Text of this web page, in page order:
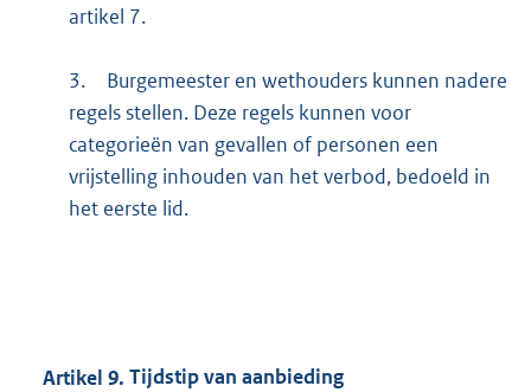
artikel 7.
3.
Burgemeester en wethouders kunnen nadere
regels stellen. Deze regels kunnen voor
categorieën van gevallen of personen een
vrijstelling inhouden van het verbod, bedoeld in
het eerste lid.
Artikel 9. Tijdstip van aanbieding